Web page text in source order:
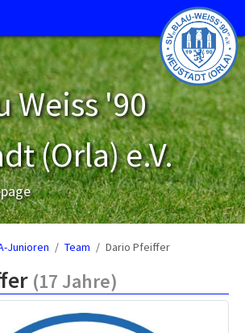
Weiss '90
(Orla) e.V.
Junioren Team Dario Pfeiffer
(17 Jahre)